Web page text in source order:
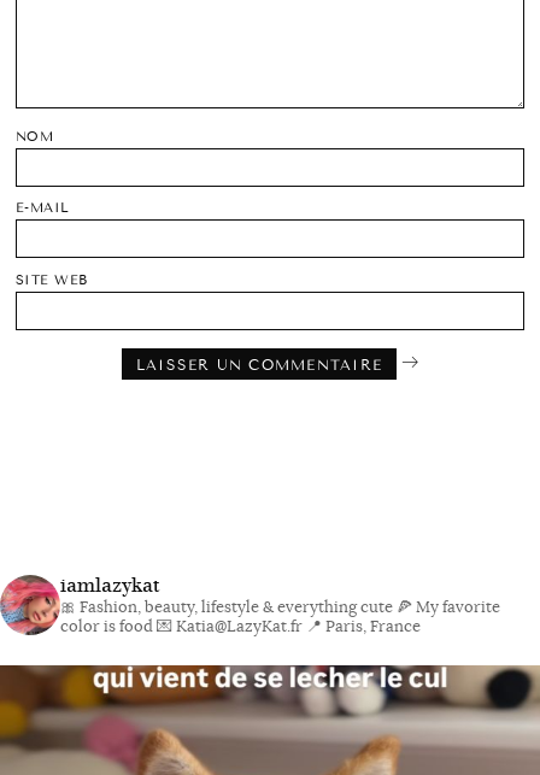
NOM
E-MAIL
SITE WEB
iamlazykat
🎀 Fashion, beauty, lifestyle & everything cute 🍕 My favorite
color is food💌 Katia@LazyKat.fr 📍 Paris, France